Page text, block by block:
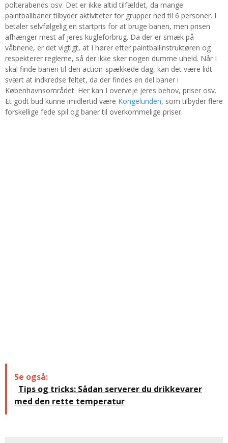
polterabends osv. Det er ikke altid tilfældet, da mange
paintballbaner tilbyder aktiviteter for grupper ned til 6 personer. I
betaler selvfølgelig en startpris for at bruge banen, men prisen
afhænger mest af jeres kugleforbrug. Da der er smæk på
våbnene, er det vigtigt, at I hører efter paintballinstruktøren og
respekterer reglerne, så der ikke sker nogen dumme uheld. Når I
skal finde banen til den action-spækkede dag, kan det være lidt
svært at indkredse feltet, da der findes en del baner i
Københavnsområdet. Her kan I overveje jeres behov, priser osv.
Et godt bud kunne imidlertid være Kongelunden, som tilbyder flere
forskellige fede spil og baner til overkommelige priser.
Se også:
Tips og tricks: Sådan serverer du drikkevarer
med den rette temperatur